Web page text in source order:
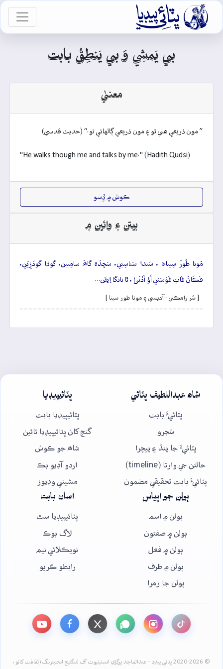

بي يَمشِي وَ بي يَنطِقُ بابت
معنيٰ
” مون ذريعي هلي ٿو ۽ مون ذريعي ڳالهائي ٿو.“ (حديث قدسي)
"He walks though me and talks by me." (Hadith Qudsi)
ڪوش ۾ ڏِسو
بيتن ۽ وائين ۾
مُونا طُورُ سِيناءَ ، سَندا سَناسِيَنِ، سَجِدَہ گاھَ سامِيين، گوڏا گودَڙِيَنِ،
فَڪَانَ قَابَ قَوْسَيْنِ أَوْ أَدْنَىٰ ، ٿا نانگا اِيئَن…
[ سُر رامڪلي - آديسي ۽ مونا طور سينا ]
شاھ عبداللطيف ڀٽائي
ڀٽائيءَ بابت
شجرو
ڀٽائيءَ جا پنڌ ۽ پيچرا
حالتن جي وارتا (timeline)
ڀٽائيءَ بابت تحقيقي مضمون
ڀٽائيپيڊيا
ڀٽائيپيڊيا بابت
گنج کان ڀٽائيپيڊيا تائين
شاھ جو ڪوش
اردو آڊيو بڪ
مشيني وڊيوز
ٻولن جو اڀياس
ٻولن ۾ اسم
ٻولن ۾ صفتون
ٻولن ۾ فعل
ٻولن ۾ ظرف
ٻولن جا زمرا
اسان بابت
ڀٽائيپيڊيا سٿ
لاگ بوڪ
نويڪلائي نيم
رابطو ڪريو
© 2020-2026 ڀٽائي پيڊيا - عبدالماجد ڀرڳڙي انسٽيٽيوٽ آف لئنگئيج انجنيئرنگ (ثقافت کاتو،